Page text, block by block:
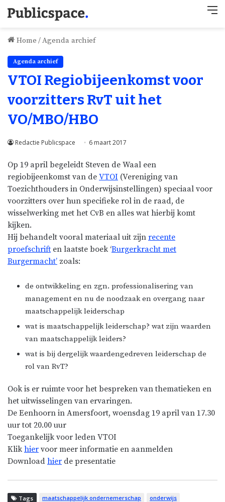
Home /Agenda archief
Agenda archief
VTOI Regiobijeenkomst voor
voorzitters RvT uit het
VO/MBO/HBO
Redactie Publicspace 6 maart 2017
Op 19 april begeleidt Steven de Waal een
regiobijeenkomst van de VTOI (Vereniging van
Toezichthouders in Onderwijsinstellingen) speciaal voor
voorzitters over hun specifieke rol in de raad, de
wisselwerking met het CvB en alles wat hierbij komt
kijken.
Hij behandelt vooral materiaal uit zijn recente
proefschrift en laatste boek ‘Burgerkracht met
Burgermacht’ zoals:
de ontwikkeling en zgn. professionalisering van
management en nu de noodzaak en overgang naar
maatschappelijk leiderschap
wat is maatschappelijk leiderschap? wat zijn waarden
van maatschappelijk leiders?
wat is bij dergelijk waardengedreven leiderschap de
rol van RvT?
Ook is er ruimte voor het bespreken van thematieken en
het uitwisselingen van ervaringen.
De Eenhoorn in Amersfoort, woensdag 19 april van 17.30
uur tot 20.00 uur
Toegankelijk voor leden VTOI
Klik hier voor meer informatie en aanmelden
Download hier de presentatie
Tags maatschappelijk ondernemerschap
onderwijs